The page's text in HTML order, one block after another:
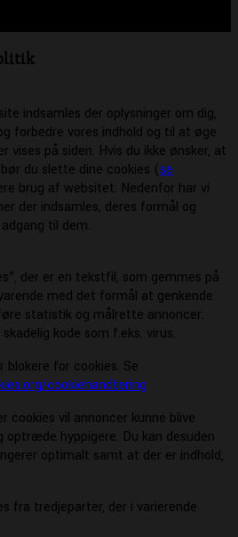
indsamles der oplysninger om dig,
forbedre vores indhold og til at øge
vises på siden. Hvis du ikke ønsker, at
du slette dine cookies (se
brug af websitet. Nedenfor har vi
der indsamles, deres formål og
til dem.
der er en tekstfil, som gemmes på
med det formål at genkende
statistik og målrette annoncer.
kode som f.eks. virus.
for cookies. Se
cookiehandtering
cookies vil annoncer kunne blive
hyppigere. Du kan desuden
optimalt samt at der er indhold,
fra tredjeparter, der i varierende